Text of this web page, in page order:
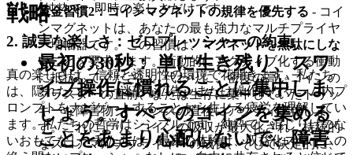
戦略
最初の30秒：単に生き残り、スワ
イプ操作に慣れることに集中しま
しょう。すべてのコインを集める
ことをあまり心配しないで、障害
黄金習慣2：コインマグネットの規律を優先する - コイ
ンマグネットは、あなたの最も強力なマルチプライヤ
ー増幅器です。この習慣は、マグネットを無駄にしな
いことを要求します。衝動的にアクティブ化する衝動
に抵抗してください。代わりに、密度の高いコインの
クラスターの直前、または生存に集中していたトリッ
キーな障害物シーケンスの直後にアクティブ化しま
す。これにより、コインの吸収が最大化され、持続的
なスコアマルチプライヤーの成長、そして決定的に、
なく、純粋で、即時の楽しさだけです。
2. 誠実な楽しさ：ゼロプレッシャーの約束
真の楽しさは、信頼と透明性の環境で花開きます。私たち
は、隠れたコスト、迷惑な広告、または操作的なゲーム内プ
ロンプトをナビゲートすることから生じる疲労を理解してい
ます。私たちの哲学はシンプルです。純粋で、混じりけのな
いおもてなし。私たちは、最良の体験は、収益化スキームの